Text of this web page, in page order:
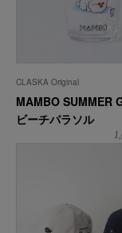
CLASKA Original
MAMBO SUMMER
ビーチパラソル